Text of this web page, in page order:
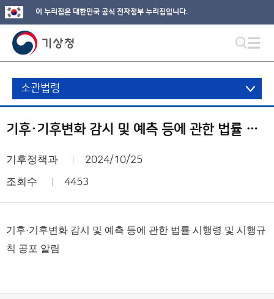
이 누리집은 대한민국 공식 전자정부 누리집입니다.
소관법령
기후·기후변화 감시 및 예측 등에 관한 법률 시행령 및 시행규칙 공포 알림
기후정책과 2024/10/25
조회수 4453
기후·기후변화 감시 및 예측 등에 관한 법률 시행령 및 시행규
칙 공포 알림